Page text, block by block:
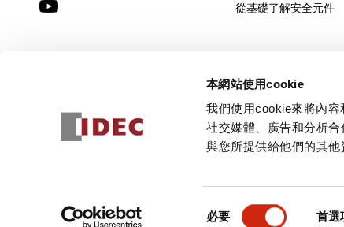
本網站使用cookie
我們使用cookie來將內
社交媒體、廣告和分析
與您所提供給他們的其他
必要 首選
從基礎了解安全元件
訂閱
隱私權政策使用條款